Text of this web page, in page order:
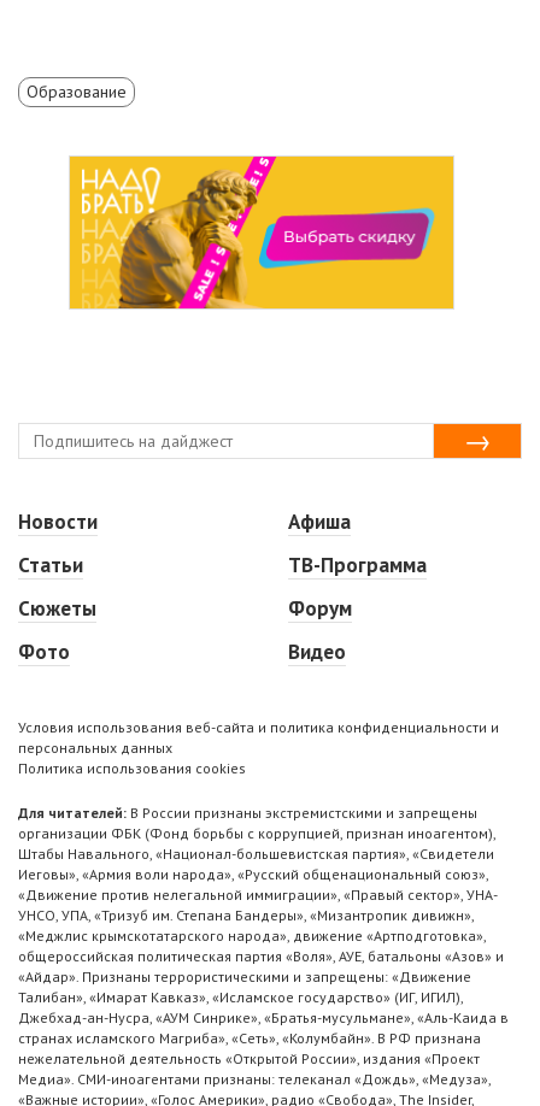
Образование
Новости
Статьи
Сюжеты
Фото
Афиша
ТВ-Программа
Форум
Видео
Условия использования веб-сайта и политика конфиденциальности и
персональных данных
Политика использования cookies
Для читателей: В России признаны экстремистскими и запрещены
организации ФБК (Фонд борьбы с коррупцией, признан иноагентом),
Штабы Навального, «Национал-большевистская партия», «Свидетели
Иеговы», «Армия воли народа», «Русский общенациональный союз»,
«Движение против нелегальной иммиграции», «Правый сектор», УНА-
УНСО, УПА, «Тризуб им. Степана Бандеры», «Мизантропик дивижн»,
«Меджлис крымскотатарского народа», движение «Артподготовка»,
общероссийская политическая партия «Воля», АУЕ, батальоны «Азов» и
«Айдар». Признаны террористическими и запрещены: «Движение
Талибан», «Имарат Кавказ», «Исламское государство» (ИГ, ИГИЛ),
Джебхад-ан-Нусра, «АУМ Синрике», «Братья-мусульмане», «Аль-Каида в
странах исламского Магриба», «Сеть», «Колумбайн». В РФ признана
нежелательной деятельность «Открытой России», издания «Проект
Медиа». СМИ-иноагентами признаны: телеканал «Дождь», «Медуза»,
«Важные истории», «Голос Америки», радио «Свобода», The Insider,